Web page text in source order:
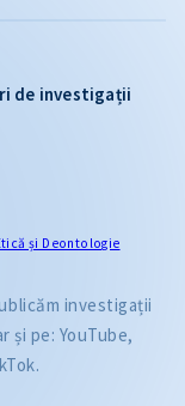
de investigații
și Deontologie
investigații
și pe: YouTube,